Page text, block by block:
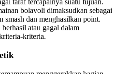
taraf tercapainya suatu tujuan.
bolavoli dimaksudkan sebagai
smash dan menghasilkan point.
atau gagal dalam
kriteria.